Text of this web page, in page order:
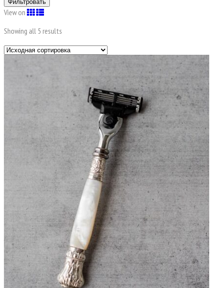
Фильтровать
View on
Showing all 5 results